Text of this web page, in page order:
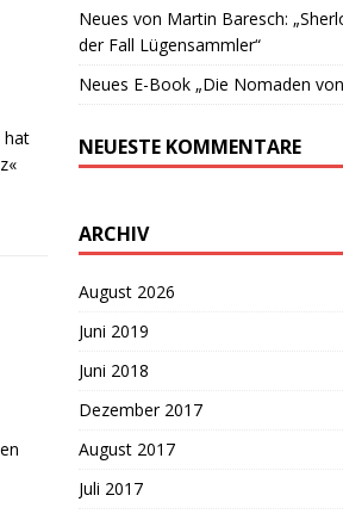
hat
Neues von Martin Baresch:
der Fall Lügensammler“
Neues E-Book „Die Nomaden
NEUESTE KOMMENTARE
ARCHIV
August 2026
Juni 2019
Juni 2018
Dezember 2017
August 2017
Juli 2017